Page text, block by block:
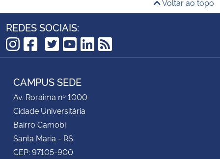
Voltar ao topo
REDES SOCIAIS:
Instagram
Facebook
TikTok
Twitter
YouTube
LinkedIn
RSS
CAMPUS SEDE
Av. Roraima nº 1000
Cidade Universitária
Bairro Camobi
Santa Maria - RS
CEP: 97105-900